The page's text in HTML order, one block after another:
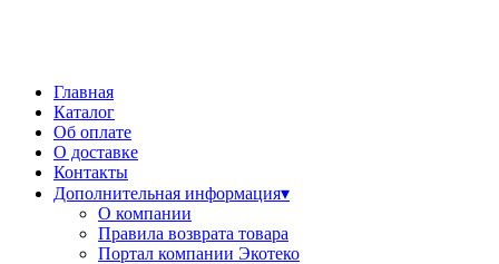
Главная
Каталог
Об оплате
О доставке
Контакты
Дополнительная информация▾
О компании
Правила возврата товара
Портал компании Экотеко